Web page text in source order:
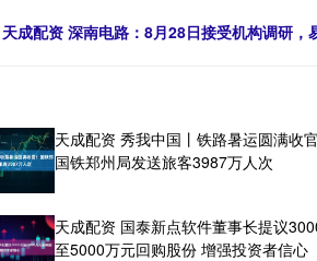
天成配资 深南电路：8月28日接受机构调研
天成配资 秀我中国丨铁路暑运圆满收官
国铁郑州局发送旅客3987万人次
天成配资 国泰新点软件董事长提议
至5000万元回购股份 增强投资者信心